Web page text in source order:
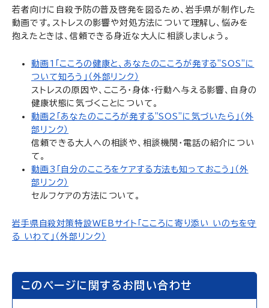
若者向けに自殺予防の普及啓発を図るため、岩手県が制作した
動画です。ストレスの影響や対処方法について理解し、悩みを
抱えたときは、信頼できる身近な大人に相談しましょう。
動画1「こころの健康と、あなたのこころが発する"SOS"に
ついて知ろう」（外部リンク）
ストレスの原因や、こころ・身体・行動へ与える影響、自身の
健康状態に気づくことについて。
動画2「あなたのこころが発する"SOS"に気づいたら」（外
部リンク）
信頼できる大人への相談や、相談機関・電話の紹介につい
て。
動画3「自分のこころをケアする方法も知っておこう」（外
部リンク）
セルフケアの方法について。
岩手県自殺対策特設WEBサイト「こころに寄り添い いのちを守
る いわて」（外部リンク）
このページに関するお問い合わせ